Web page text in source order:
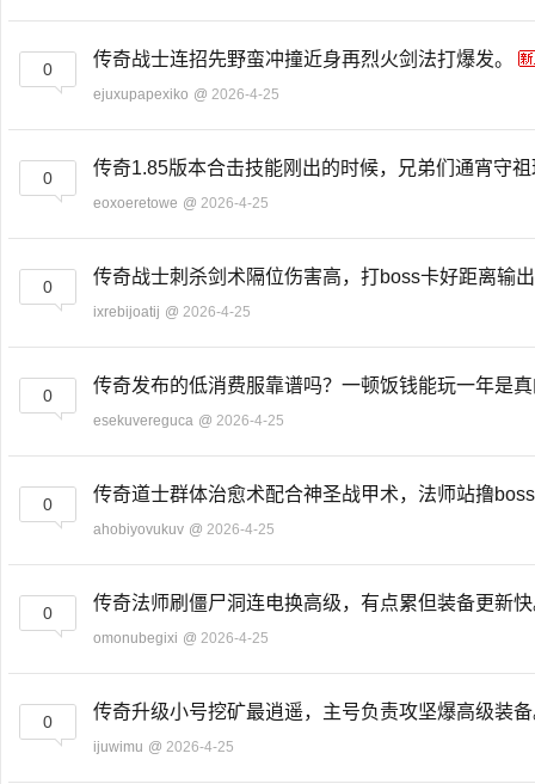
0 传奇战士连招先野蛮冲撞近身再烈火剑法打爆发。
ejuxupapexiko @ 2026-4-25
0 传奇1.85版本合击技能刚出的时候，兄弟们通宵守
eoxoeretowe @ 2026-4-25
0 传奇战士刺杀剑术隔位伤害高，打boss卡好距离输
ixrebijoatij @ 2026-4-25
0 传奇发布的低消费服靠谱吗？一顿饭钱能玩一年是
esekuvereguca @ 2026-4-25
0 传奇道士群体治愈术配合神圣战甲术，法师站撸
ahobiyovukuv @ 2026-4-25
0 传奇法师刷僵尸洞连电换高级，有点累但装备更新
omonubegixi @ 2026-4-25
0 传奇升级小号挖矿最逍遥，主号负责攻坚爆高级装
ijuwimu @ 2026-4-25